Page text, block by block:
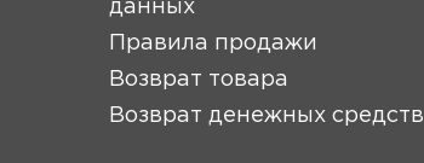
данных
Правила продажи
Возврат товара
Возврат денежных средств